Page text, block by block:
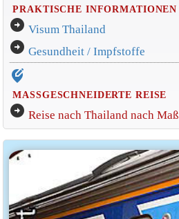
PRAKTISCHE INFORMATIONEN
arrow_circle_right Visum Thailand
arrow_circle_right Gesundheit / Impfstoffe
edit_location_alt
MASSGESCHNEIDERTE REISE
arrow_circle_right Reise nach Thailand nach Maß